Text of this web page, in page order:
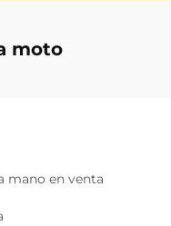
moto
mano en venta